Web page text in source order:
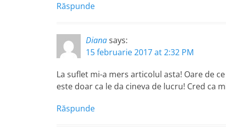
Răspunde
Dianasays:
15 februarie 2017 at 2:32 PM
La suflet mi-a mers articolul asta! Oare de
este doar ca le da cineva de lucru! Cred ca
Răspunde